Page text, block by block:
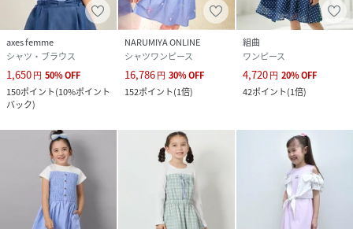
axes femme
シャツ・ブラウス
1,650円 50%OFF
150ポイント(10%ポイント
バック)
NARUMIYA ONLINE
シャツワンピース
16,786円 30%OFF
152ポイント(1倍)
組曲
ワンピース
4,720円 20%OFF
42ポイント(1倍)